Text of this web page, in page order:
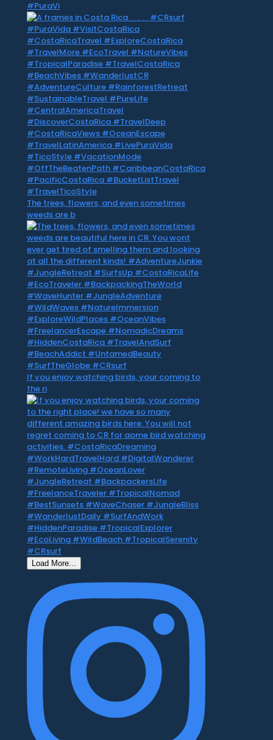
#PuraVi
The trees, flowers, and even sometimes
weeds are b
If you enjoy watching birds, your coming to
the ri
Load More...